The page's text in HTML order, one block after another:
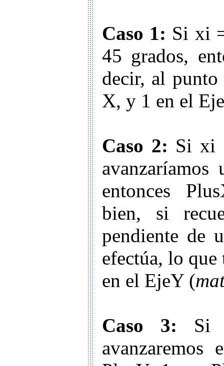
Caso 1: Si xi
45 grados,
decir, al punto
X, y 1 en el
Caso 2: Si xi
entonces
bien, si
pendiente de
efectúa, lo que
en el EjeY (
Caso 3: Si
avanzaremos